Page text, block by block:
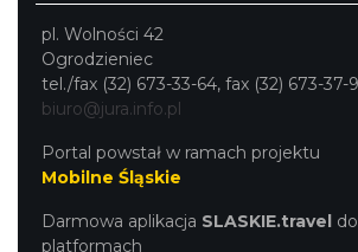
pl. Wolności 42
Ogrodzieniec
tel./fax (32) 673-33-64, fax (32) 673-37-
biuro@jura.info.pl
Portal powstał w ramach projektu
Mobilne Śląskie
Darmowa aplikacja SLASKIE.travel
platformach